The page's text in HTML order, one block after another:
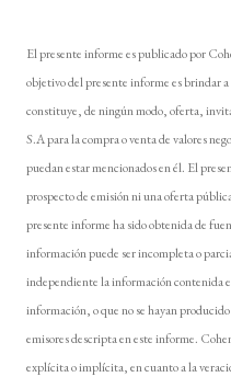
El presente informe es publicado por
objetivo del presente informe es brindar
constituye, de ningún modo, oferta,
S.A para la compra o venta de valores
puedan estar mencionados en él. El
prospecto de emisión ni una oferta
presente informe ha sido obtenida de
información puede ser incompleta o
independiente la información contenida
información, o que no se hayan
emisores descripta en este informe.
explícita o implícita, en cuanto a la